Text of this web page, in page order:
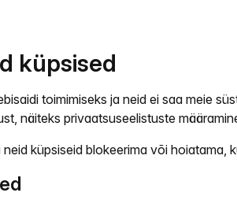
küpsised
toimimiseks ja neid ei saa meie
näiteks privaatsuseelistuste
küpsiseid blokeerima või